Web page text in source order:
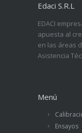
Edaci S.R.L
EDACI
apuesta al
en las áreas
Asistencia
Menú
Ensayos